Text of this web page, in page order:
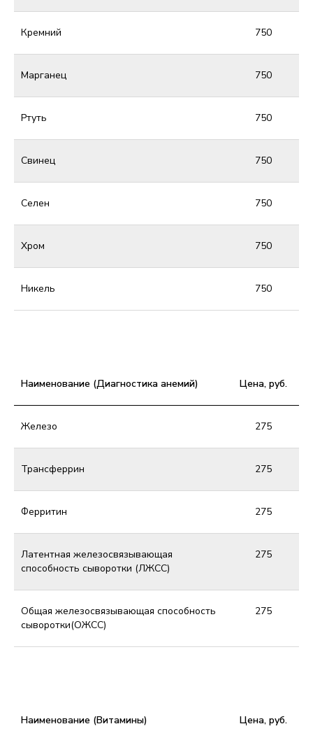
Кремний 750
Марганец 750
Ртуть 750
Свинец 750
Селен 750
Хром 750
Никель 750
Наименование (Диагностика анемий) Цена, руб.
Железо 275
Трансферрин 275
Ферритин 275
Латентная железосвязывающая
способность сыворотки (ЛЖСС)
275
Общая железосвязывающая способность
сыворотки(ОЖСС)
275
Наименование (Витамины) Цена, руб.